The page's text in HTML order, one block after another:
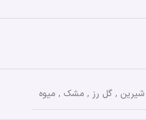
شیرین , گل رز , مشک , میوه